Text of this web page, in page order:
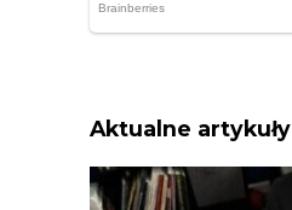
Aktualne artykuły